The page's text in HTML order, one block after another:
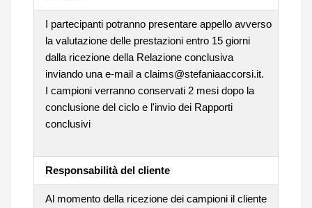
I partecipanti potranno presentare appello avverso
la valutazione delle prestazioni entro 15 giorni
dalla ricezione della Relazione conclusiva
inviando una e-mail a claims@stefaniaaccorsi.it.
I campioni verranno conservati 2 mesi dopo la
conclusione del ciclo e l'invio dei Rapporti
conclusivi
Responsabilità del cliente
Al momento della ricezione dei campioni il cliente